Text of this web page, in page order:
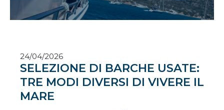
24/04/2026
SELEZIONE DI BARCHE USATE:
TRE MODI DIVERSI DI VIVERE IL
MARE